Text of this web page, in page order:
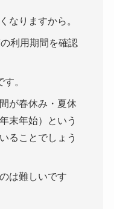
なりますから。
利用期間を確認
。
が春休み・夏休
末年始）という
ることでしょう
は難しいです